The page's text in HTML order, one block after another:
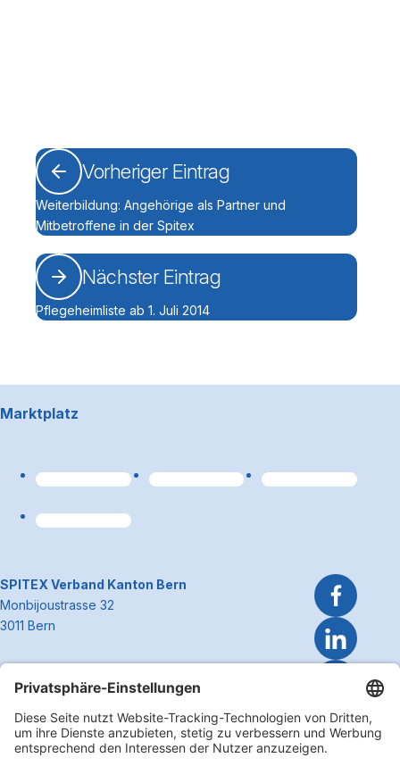
Vorheriger Eintrag
Weiterbildung: Angehörige als Partner und
Mitbetroffene in der Spitex
Nächster Eintrag
Pflegeheimliste ab 1. Juli 2014
Marktplatz
~Kontaktinformationen
SPITEX Verband Kanton Bern
Monbijoustrasse 32
3011 Bern
E-Mailinfo@spitexbe.ch
Kontakt